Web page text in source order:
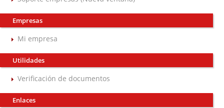
Empresas
Mi empresa
Utilidades
Verificación de documentos
Enlaces